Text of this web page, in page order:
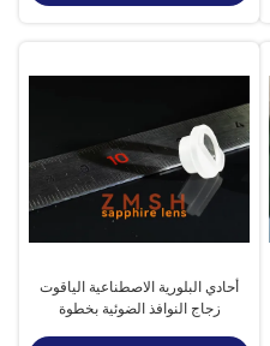
أحادي البلورية الاصطناعية الياقوت
زجاج النوافذ الضوئية بخطوة